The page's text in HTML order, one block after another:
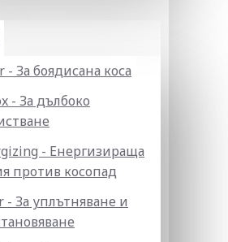
- За боядисана коса
- За дълбоко
- Енергизираща
против косопад
- За уплътняване и